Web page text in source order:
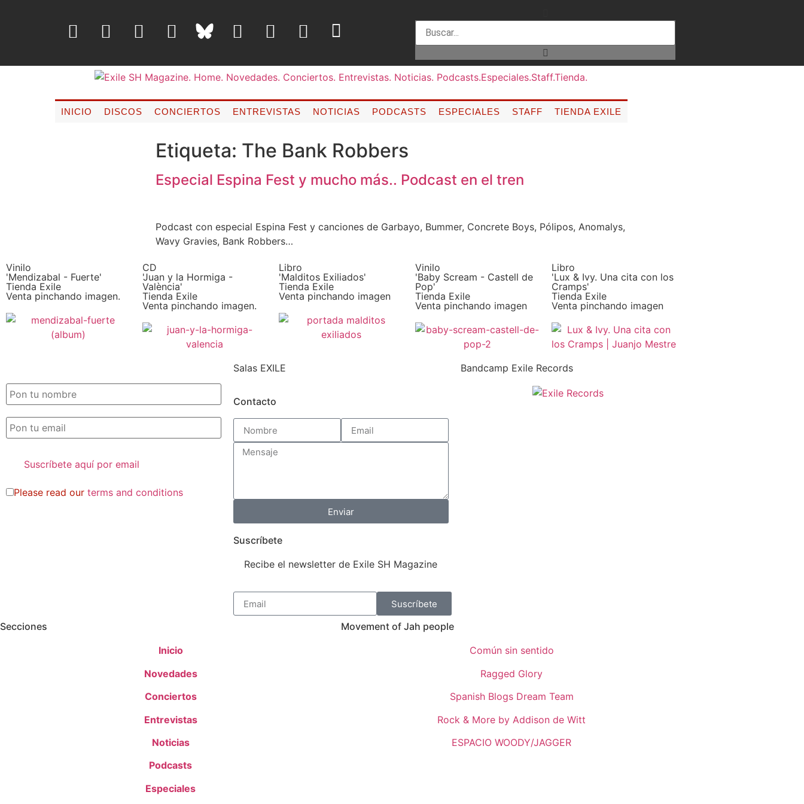
INICIO DISCOS CONCIERTOS ENTREVISTAS NOTICIAS PODCASTS ESPECIALES STAFF TIENDA EXILE
Etiqueta: The Bank Robbers
Especial Espina Fest y mucho más.. Podcast en el tren
Podcast con especial Espina Fest y canciones de Garbayo, Bummer, Concrete Boys, Pólipos, Anomalys,
Wavy Gravies, Bank Robbers…
Vinilo
'Mendizabal - Fuerte'
Tienda Exile
Venta pinchando imagen.
CD
'Juan y la Hormiga -
València'
Tienda Exile
Venta pinchando imagen.
Libro
'Malditos Exiliados'
Tienda Exile
Venta pinchando imagen
Vinilo
'Baby Scream - Castell de
Pop'
Tienda Exile
Venta pinchando imagen
Libro
'Lux & Ivy. Una cita con los
Cramps'
Tienda Exile
Venta pinchando imagen
Please read our terms and conditions
Salas EXILE
Contacto
Enviar
Suscríbete
Recibe el newsletter de Exile SH Magazine
Suscríbete
Bandcamp Exile Records
Secciones
Inicio
Novedades
Conciertos
Entrevistas
Noticias
Podcasts
Especiales
Movement of Jah people
Común sin sentido
Ragged Glory
Spanish Blogs Dream Team
Rock & More by Addison de Witt
ESPACIO WOODY/JAGGER